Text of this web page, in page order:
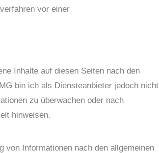
vor einer
Inhalte auf diesen Seiten nach den
bin ich als Diensteanbieter jedoch nicht
zu überwachen oder nach
hinweisen.
von Informationen nach den allgemeinen